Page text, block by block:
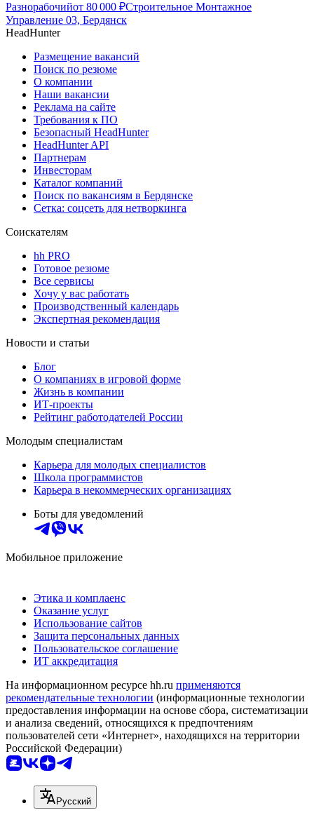
Разнорабочийот 80 000 ₽Строительное Монтажное
Управление 03, Бердянск
HeadHunter
Размещение вакансий
Поиск по резюме
О компании
Наши вакансии
Реклама на сайте
Требования к ПО
Безопасный HeadHunter
HeadHunter API
Партнерам
Инвесторам
Каталог компаний
Поиск по вакансиям в Бердянске
Сетка: соцсеть для нетворкинга
Соискателям
hh PRO
Готовое резюме
Все сервисы
Хочу у вас работать
Производственный календарь
Экспертная рекомендация
Новости и статьи
Блог
О компаниях в игровой форме
Жизнь в компании
ИТ-проекты
Рейтинг работодателей России
Молодым специалистам
Карьера для молодых специалистов
Школа программистов
Карьера в некоммерческих организациях
Боты для уведомлений
Мобильное приложение
Этика и комплаенс
Оказание услуг
Использование сайтов
Защита персональных данных
Пользовательское соглашение
ИТ аккредитация
На информационном ресурсе hh.ru применяются
рекомендательные технологии (информационные технологии
предоставления информации на основе сбора, систематизации
и анализа сведений, относящихся к предпочтениям
пользователей сети «Интернет», находящихся на территории
Российской Федерации)
Русский